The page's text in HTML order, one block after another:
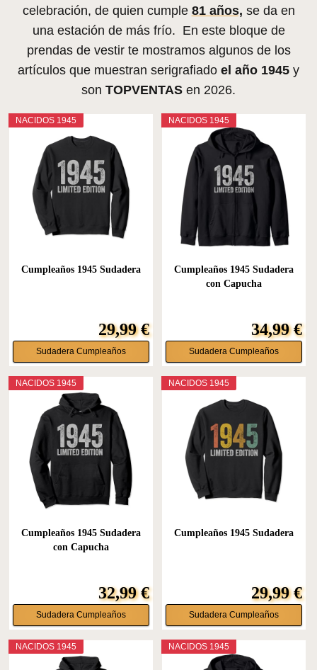
celebración, de quien cumple 81 años, se da en
una estación de más frío. En este bloque de
prendas de vestir te mostramos algunos de los
artículos que muestran serigrafiado el año 1945 y
son TOPVENTAS en 2026.
NACIDOS 1945
Cumpleaños 1945 Sudadera
29,99 €
Sudadera Cumpleaños
NACIDOS 1945
Cumpleaños 1945 Sudadera
con Capucha
34,99 €
Sudadera Cumpleaños
NACIDOS 1945
Cumpleaños 1945 Sudadera
con Capucha
32,99 €
Sudadera Cumpleaños
NACIDOS 1945
Cumpleaños 1945 Sudadera
29,99 €
Sudadera Cumpleaños
NACIDOS 1945 NACIDOS 1945